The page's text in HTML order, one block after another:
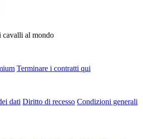
cavalli al mondo
Terminare i contratti qui
dati Diritto di recesso Condizioni generali